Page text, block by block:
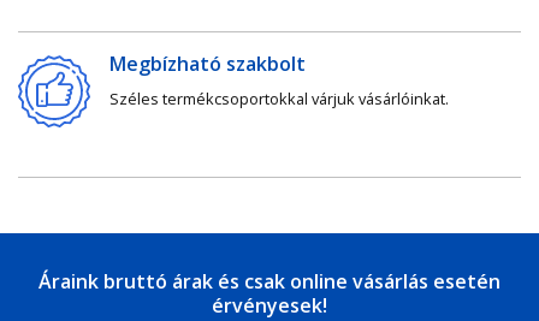
Megbízható szakbolt
Széles termékcsoportokkal várjuk vásárlóinkat.
Áraink bruttó árak és csak online vásárlás esetén
érvényesek!